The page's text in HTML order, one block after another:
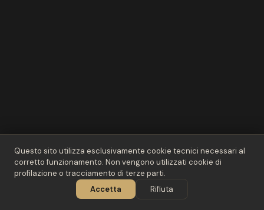
02 / 03
Questo sito utilizza esclusivamente cookie tecnici necessari al
corretto funzionamento. Non vengono utilizzati cookie di
profilazione o tracciamento di terze parti.
Accetta
Rifiuta